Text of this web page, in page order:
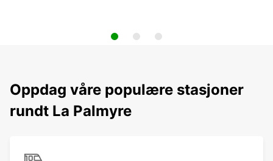
Oppdag våre populære stasjoner
rundt La Palmyre